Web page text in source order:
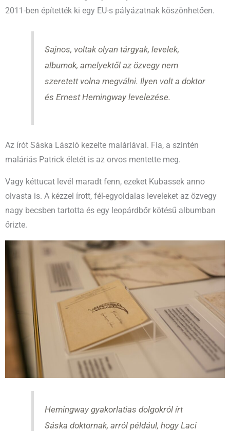
2011-ben építették ki egy EU-s pályázatnak köszönhetően.
Sajnos, voltak olyan tárgyak, levelek,
albumok, amelyektől az özvegy nem
szeretett volna megválni. Ilyen volt a doktor
és Ernest Hemingway levelezése.
Az írót Sáska László kezelte maláriával. Fia, a szintén
maláriás Patrick életét is az orvos mentette meg.
Vagy kéttucat levél maradt fenn, ezeket Kubassek anno
olvasta is. A kézzel írott, fél-egyoldalas leveleket az özvegy
nagy becsben tartotta és egy leopárdbőr kötésű albumban
őrizte.
Hemingway gyakorlatias dolgokról írt
Sáska doktornak, arról például, hogy Laci